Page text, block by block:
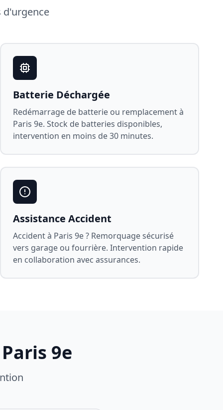
Batterie Déchargée
Redémarrage de batterie ou remplacement à
Paris 9e. Stock de batteries disponibles,
intervention en moins de 30 minutes.
Assistance Accident
Accident à Paris 9e? Remorquage sécurisé
vers garage ou fourrière. Intervention rapide
en collaboration avec assurances.
Paris 9e